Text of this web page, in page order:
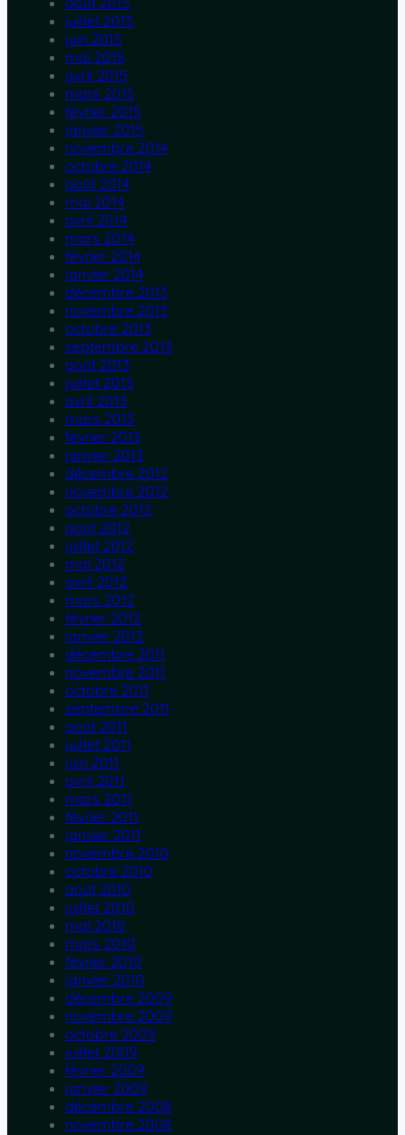
juillet 2015
juin 2015
mai 2015
avril 2015
mars 2015
février 2015
janvier 2015
novembre 2014
octobre 2014
août 2014
mai 2014
avril 2014
mars 2014
février 2014
janvier 2014
décembre 2013
novembre 2013
octobre 2013
septembre 2013
août 2013
juillet 2013
avril 2013
mars 2013
février 2013
janvier 2013
décembre 2012
novembre 2012
octobre 2012
août 2012
juillet 2012
mai 2012
avril 2012
mars 2012
février 2012
janvier 2012
décembre 2011
novembre 2011
octobre 2011
septembre 2011
août 2011
juillet 2011
juin 2011
avril 2011
mars 2011
février 2011
janvier 2011
novembre 2010
octobre 2010
août 2010
juillet 2010
mai 2010
mars 2010
février 2010
janvier 2010
décembre 2009
novembre 2009
octobre 2009
juillet 2009
février 2009
janvier 2009
décembre 2008
novembre 2008